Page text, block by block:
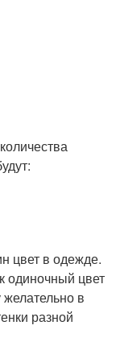
цвет в одежде.
одиночный цвет
в
разной